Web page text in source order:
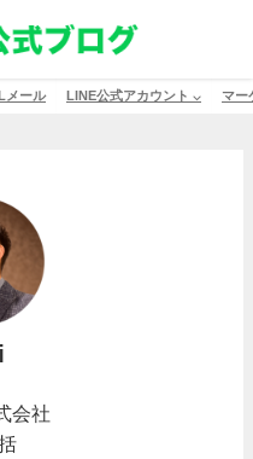
メール LINE公式アカウント ⌵ マー
会社